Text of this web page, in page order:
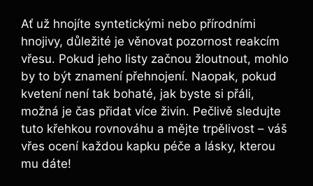
Ať už hnojíte syntetickými nebo přírodními
hnojivy, důležité je věnovat pozornost reakcím
vřesu. Pokud jeho listy začnou žloutnout, mohlo
by to být znamení přehnojení. Naopak, pokud
kvetení není tak bohaté, jak byste si přáli,
možná je čas přidat více živin. Pečlivě sledujte
tuto křehkou rovnováhu a mějte trpělivost – váš
vřes ocení každou kapku péče a lásky, kterou
mu dáte!